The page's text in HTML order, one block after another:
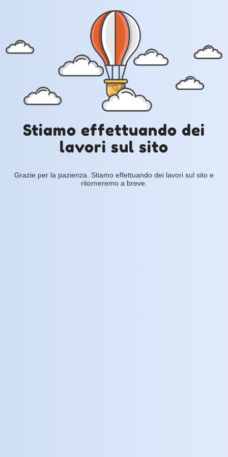
Stiamo effettuando dei
lavori sul sito
Grazie per la pazienza. Stiamo effettuando dei lavori sul sito e
ritorneremo a breve.